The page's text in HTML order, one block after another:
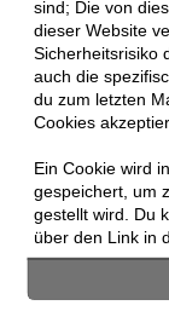
sind; Die von
dieser Website
Sicherheitsrisiko
auch die
du zum letzten
Cookies
Ein Cookie wird
gespeichert, um
gestellt wird. Du
über den Link in